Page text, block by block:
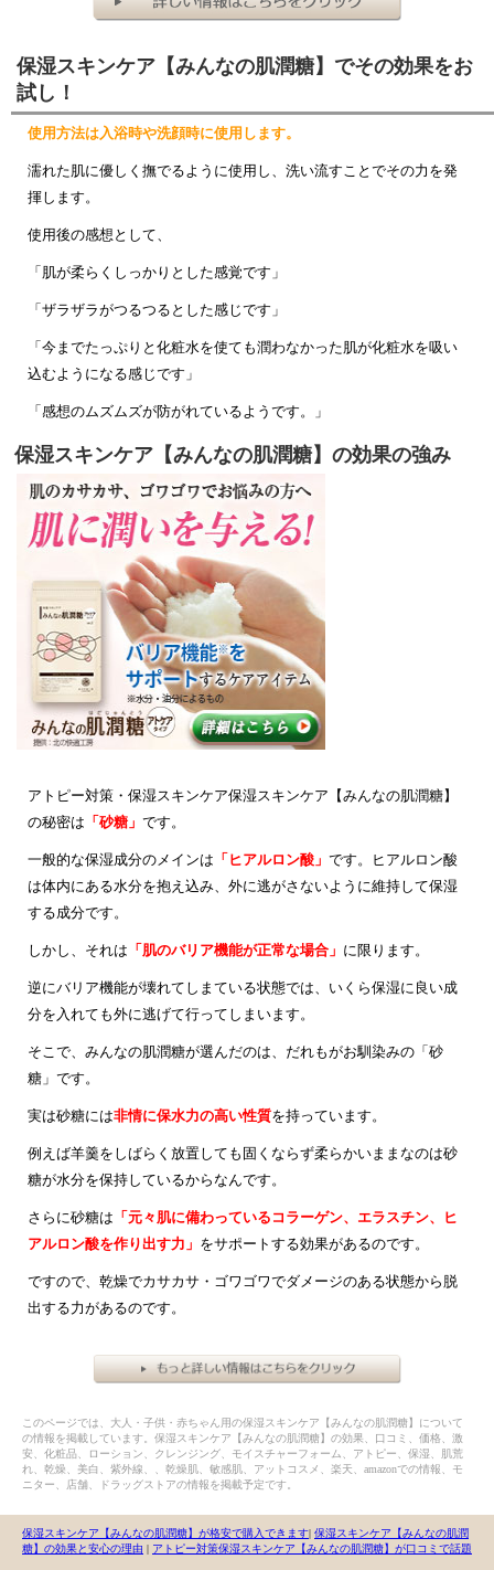
保湿スキンケア【みんなの肌潤糖】でその効果をお
試し！
使用方法は入浴時や洗顔時に使用します。
濡れた肌に優しく撫でるように使用し、洗い流すことでその力を発
揮します。
使用後の感想として、
「肌が柔らくしっかりとした感覚です」
「ザラザラがつるつるとした感じです」
「今までたっぷりと化粧水を使ても潤わなかった肌が化粧水を吸い
込むようになる感じです」
「感想のムズムズが防がれているようです。」
保湿スキンケア【みんなの肌潤糖】の効果の強み
アトピー対策・保湿スキンケア保湿スキンケア【みんなの肌潤糖】
の秘密は 「砂糖」 です。
一般的な保湿成分のメインは 「ヒアルロン酸」 です。ヒアルロン酸
は体内にある水分を抱え込み、外に逃がさないように維持して保湿
する成分です。
しかし、それは 「肌のバリア機能が正常な場合」 に限ります。
逆にバリア機能が壊れてしまている状態では、いくら保湿に良い成
分を入れても外に逃げて行ってしまいます。
そこで、みんなの肌潤糖が選んだのは、だれもがお馴染みの「砂
糖」です。
実は砂糖には非情に保水力の高い性質を持っています。
例えば羊羹をしばらく放置しても固くならず柔らかいままなのは砂
糖が水分を保持しているからなんです。
さらに砂糖は 「元々肌に備わっているコラーゲン、エラスチン、ヒ
アルロン酸を作り出す力」 をサポートする効果があるのです。
ですので、乾燥でカサカサ・ゴワゴワでダメージのある状態から脱
出する力があるのです。
このページでは、大人・子供・赤ちゃん用の保湿スキンケア【みんなの肌潤糖】について
の情報を掲載しています。保湿スキンケア【みんなの肌潤糖】の効果、口コミ、価格、激
安、化粧品、ローション、クレンジング、モイスチャーフォーム、アトピー、保湿、肌荒
れ、乾燥、美白、紫外線、、乾燥肌、敏感肌、アットコスメ、楽天、amazonでの情報、モ
ニター、店舗、ドラッグストアの情報を掲載予定です。
保湿スキンケア【みんなの肌潤糖】が格安で購入できます| 保湿スキンケア【みんなの肌潤
糖】の効果と安心の理由 | アトピー対策保湿スキンケア【みんなの肌潤糖】が口コミで話題